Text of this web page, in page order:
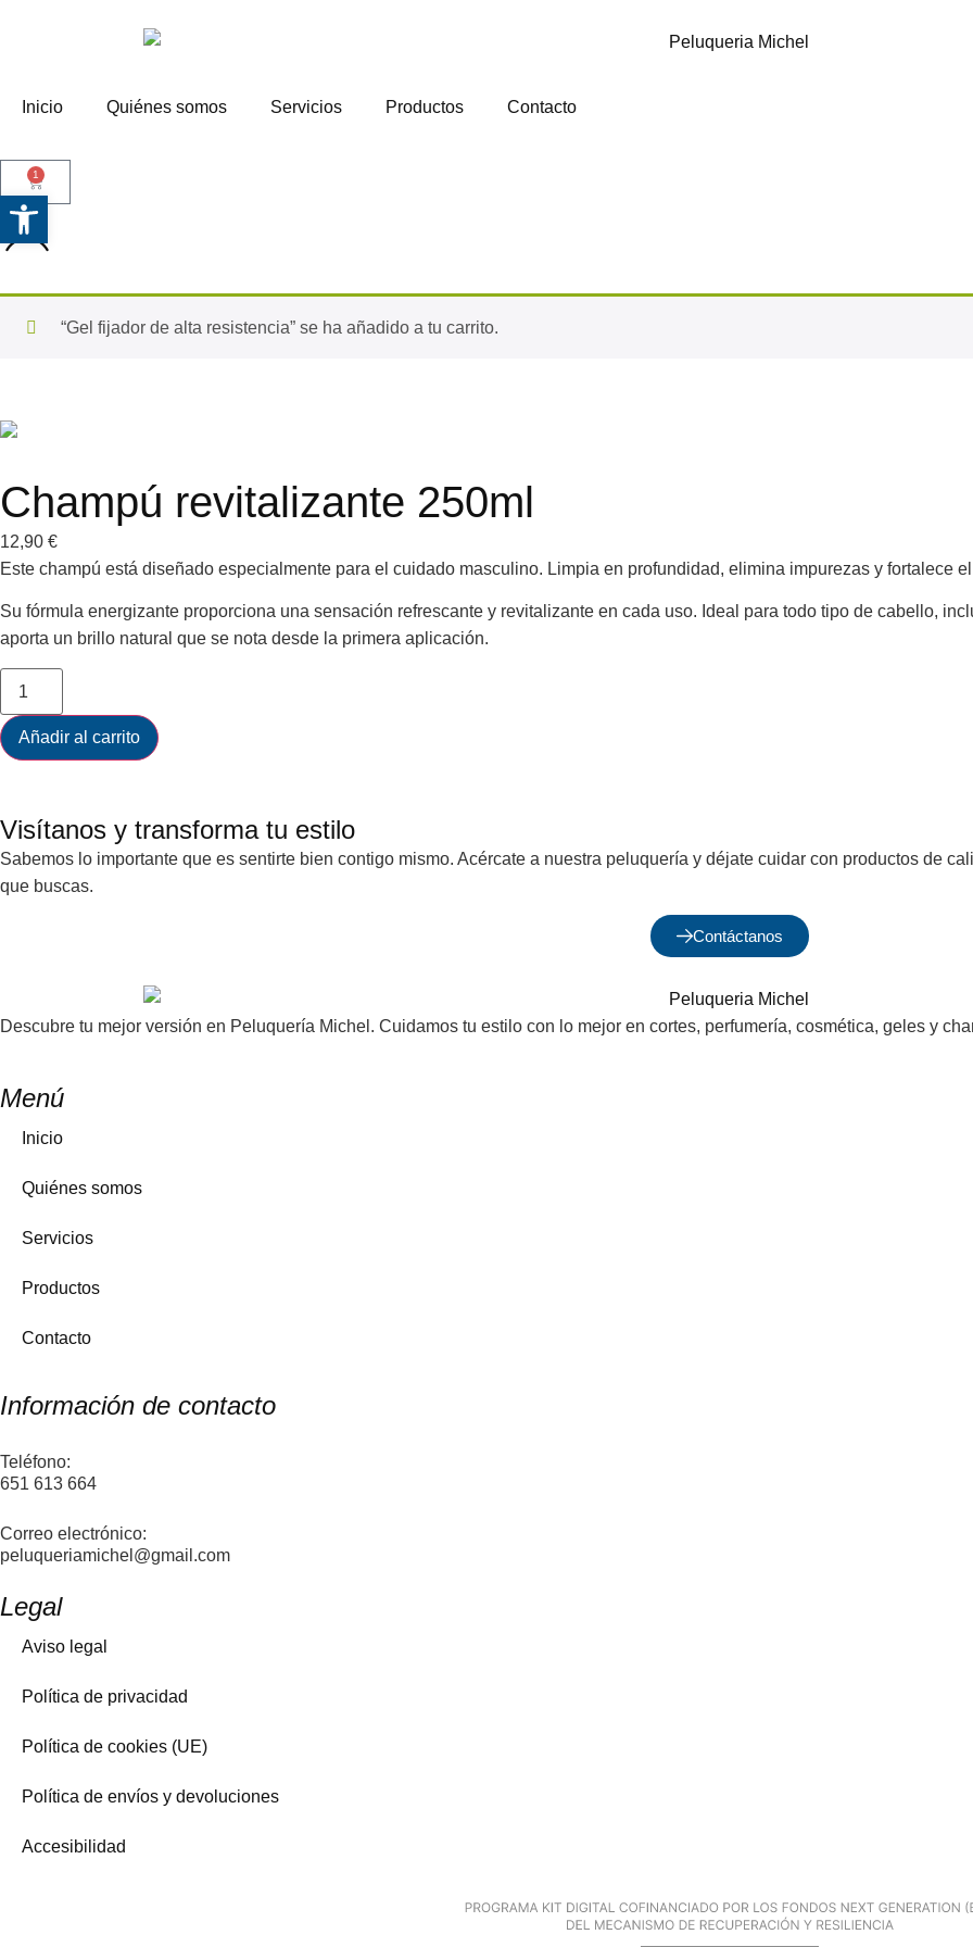
Inicio Quiénes somos Servicios Productos Contacto
1
“Gel fijador de alta resistencia” se ha añadido a tu carrito.
Champú revitalizante 250ml
12,90 €
Este champú está diseñado especialmente para el cuidado masculino. Limpia en profundidad, elimina impurezas y fortalece
Su fórmula energizante proporciona una sensación refrescante y revitalizante en cada uso. Ideal para todo tipo de cabello,
aporta un brillo natural que se nota desde la primera aplicación.
Añadir al carrito
Visítanos y transforma tu estilo
Sabemos lo importante que es sentirte bien contigo mismo. Acércate a nuestra peluquería y déjate cuidar con productos de
que buscas.
Contáctanos
Descubre tu mejor versión en Peluquería Michel. Cuidamos tu estilo con lo mejor en cortes, perfumería, cosmética, geles y
Menú
Inicio
Quiénes somos
Servicios
Productos
Contacto
Información de contacto
Teléfono:
651 613 664
Correo electrónico:
peluqueriamichel@gmail.com
Legal
Aviso legal
Política de privacidad
Política de cookies (UE)
Política de envíos y devoluciones
Accesibilidad
Abrir barra de herramientas